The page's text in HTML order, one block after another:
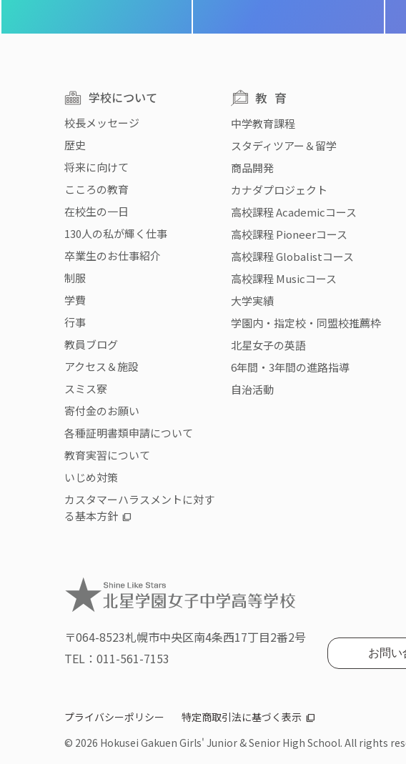
学校について
校長メッセージ
歴史
将来に向けて
こころの教育
在校生の一日
130人の私が輝く仕事
卒業生のお仕事紹介
制服
学費
行事
教員ブログ
アクセス＆施設
スミス寮
寄付金のお願い
各種証明書類申請について
教育実習について
いじめ対策
カスタマーハラスメントに対す
る基本方針
教育
中学教育課程
スタディツアー＆留学
商品開発
カナダプロジェクト
高校課程 Academicコース
高校課程 Pioneerコース
高校課程 Globalistコース
高校課程 Musicコース
大学実績
学園内・指定校・同盟校推薦枠
北星女子の英語
6年間・3年間の進路指導
自治活動
〒064-8523札幌市中央区南4条西17丁目2番2号
TEL： 011-561-7153 お問い
プライバシーポリシー
特定商取引法に基づく表示
© 2026 Hokusei Gakuen Girls' Junior & Senior High School. All rights